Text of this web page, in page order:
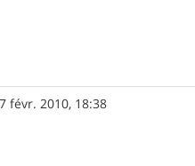
févr. 2010, 18:38